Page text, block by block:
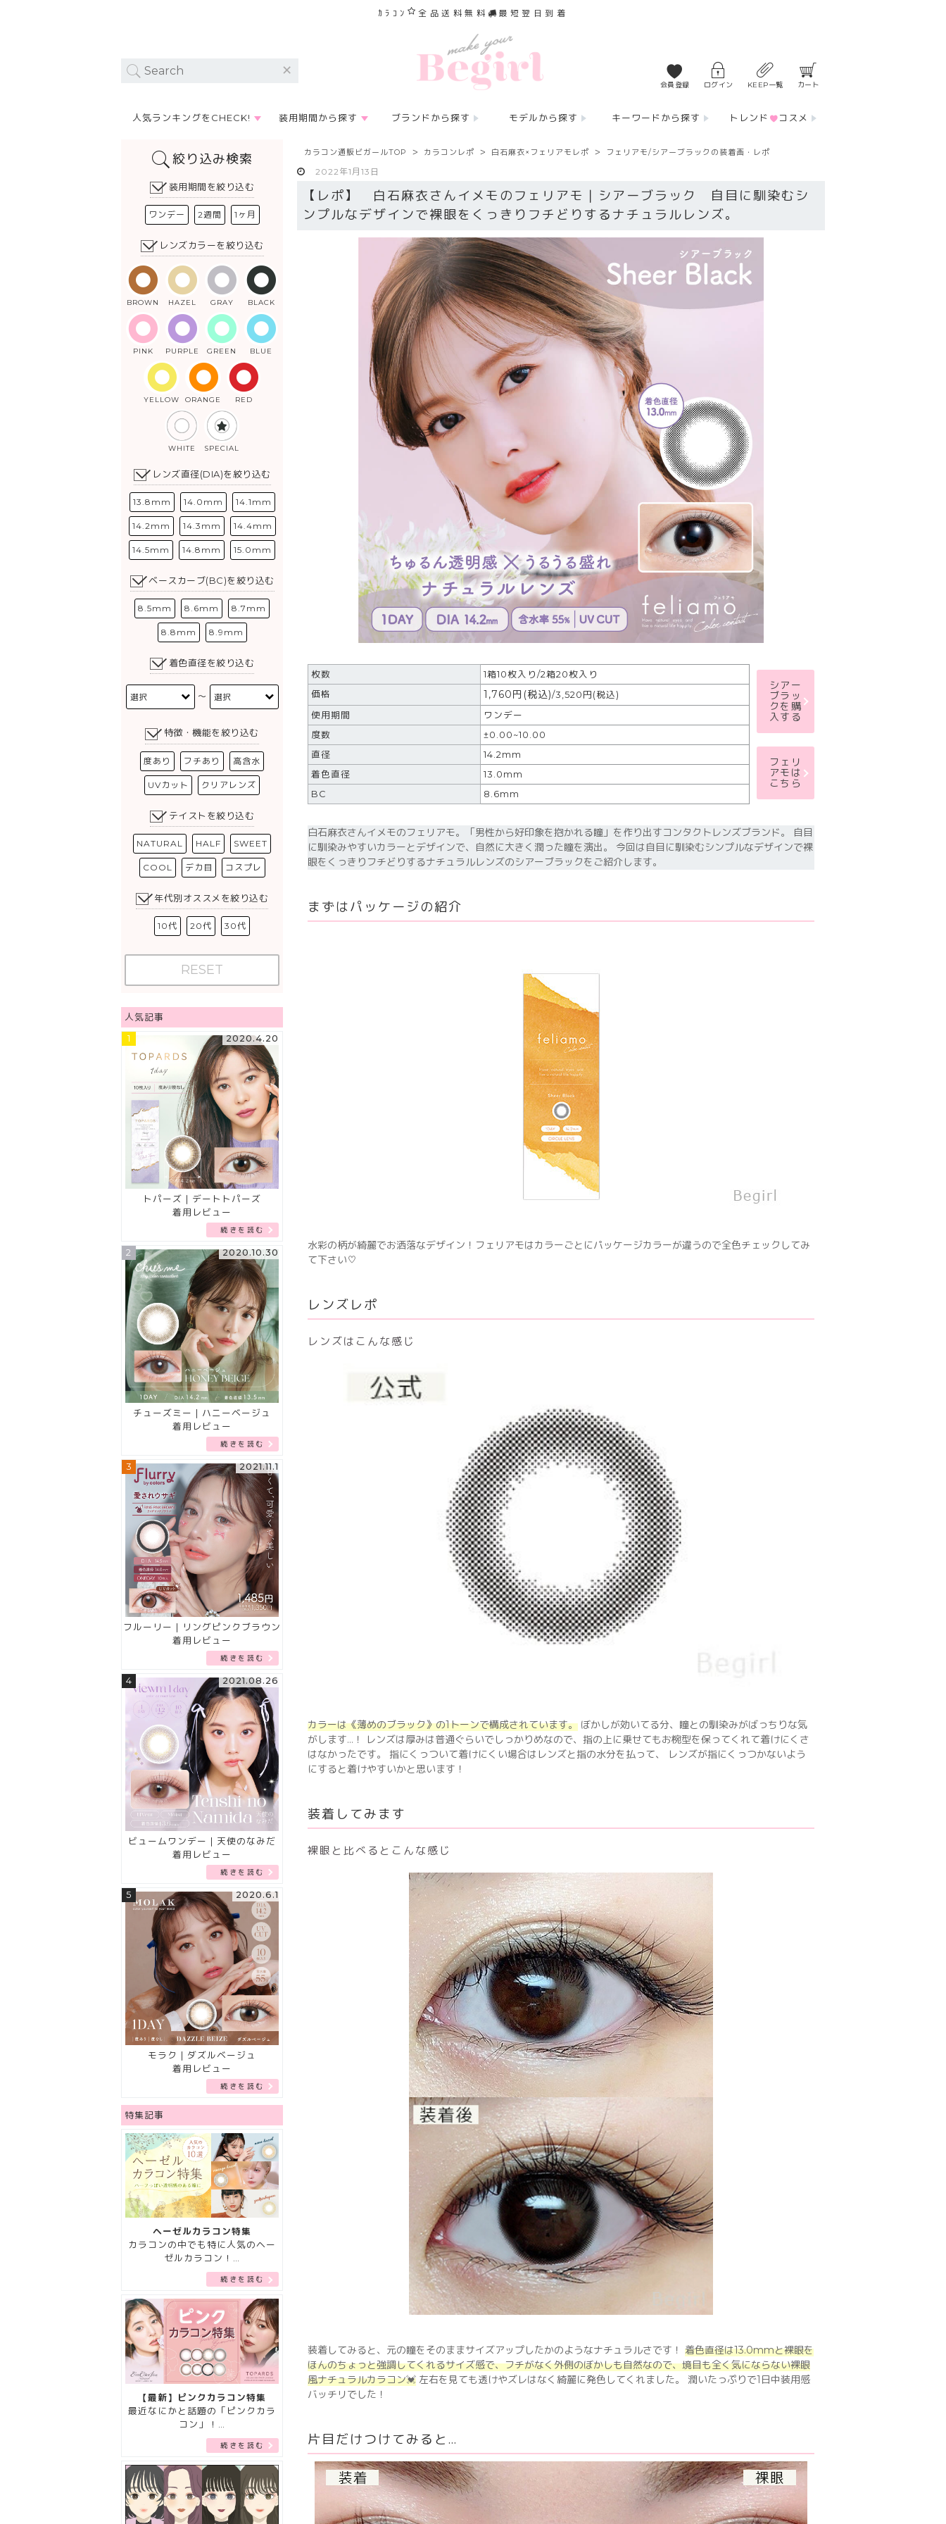
ｶﾗｺﾝ 全品送料無料 最短翌日到着
会員登録 ログイン KEEP一覧 カート
人気ランキングをCHECK! 装用期間から探す ブランドから探す モデルから探す キーワードから探す トレンド コスメ
絞り込み検索
装用期間を絞り込む
ワンデー 2週間 1ヶ月
レンズカラーを絞り込む
BROWN HAZEL GRAY BLACK
PINK PURPLE GREEN BLUE
YELLOW ORANGE RED
WHITE SPECIAL
レンズ直径(DIA)を絞り込む
13.8mm 14.0mm 14.1mm
14.2mm 14.3mm 14.4mm
14.5mm 14.8mm 15.0mm
ベースカーブ(BC)を絞り込む
8.5mm 8.6mm 8.7mm
8.8mm 8.9mm
着色直径を絞り込む
〜
特徴・機能を絞り込む
度あり フチあり 高含水
UVカット クリアレンズ
テイストを絞り込む
NATURAL HALF SWEET
COOL デカ目 コスプレ
年代別オススメを絞り込む
10代 20代 30代
RESET
人気記事
1
2020.4.20
トパーズ｜デートトパーズ
着用レビュー
続きを読む
2 2020.10.30
チューズミー｜ハニーベージュ
着用レビュー
続きを読む
3 2021.11.1
フルーリー｜リングピンクブラウン
着用レビュー
続きを読む
4 2021.08.26
ビュームワンデー｜天使のなみだ
着用レビュー
続きを読む
5 2020.6.1
モラク｜ダズルベージュ
着用レビュー
続きを読む
特集記事
ヘーゼルカラコン特集
カラコンの中でも特に人気のヘー
ゼルカラコン！…
続きを読む
【最新】ピンクカラコン特集
最近なにかと話題の「ピンクカラ
コン」！…
続きを読む
カラコン通販ビガールTOP カラコンレポ 白石麻衣×フェリアモレポ フェリアモ/シアーブラックの装着画・レポ
2022年1月13日
【レポ】 白石麻衣さんイメモのフェリアモ｜シアーブラック 自目に馴染むシ
ンプルなデザインで裸眼をくっきりフチどりするナチュラルレンズ。
枚数
1箱10枚入り/2箱20枚入り
価格
1,760円 (税込)/3,520円(税込)
使用期間
ワンデー
度数
±0.00~10.00
直径
14.2mm
着色直径
13.0mm
BC
8.6mm
シアー
ブラッ
クを購
入する
フェリ
アモは
こちら
白石麻衣さんイメモのフェリアモ。「男性から好印象を抱かれる瞳」を作り出すコンタクトレンズブランド。 自目
に馴染みやすいカラーとデザインで、自然に大きく潤った瞳を演出。 今回は自目に馴染むシンプルなデザインで裸
眼をくっきりフチどりするナチュラルレンズのシアーブラックをご紹介します。
まずはパッケージの紹介
水彩の柄が綺麗でお洒落なデザイン！フェリアモはカラーごとにパッケージカラーが違うので全色チェックしてみ
て下さい♡
レンズレポ
レンズはこんな感じ
カラーは《薄めのブラック》の1トーンで構成されています。 ぼかしが効いてる分、瞳との馴染みがばっちりな気
がします…！ レンズは厚みは普通ぐらいでしっかりめなので、指の上に乗せてもお椀型を保ってくれて着けにくさ
はなかったです。 指にくっついて着けにくい場合はレンズと指の水分を払って、 レンズが指にくっつかないよう
にすると着けやすいかと思います！
装着してみます
裸眼と比べるとこんな感じ
装着してみると、元の瞳をそのままサイズアップしたかのようなナチュラルさです！ 着色直径は13.0mmと裸眼を
ほんのちょっと強調してくれるサイズ感で、フチがなく外側のぼかしも自然なので、境目も全く気にならない裸眼
風ナチュラルカラコン💓 左右を見ても透けやズレはなく綺麗に発色してくれました。 潤いたっぷりで1日中装用感
バッチリでした！
片目だけつけてみると…